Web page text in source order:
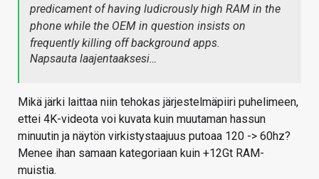
predicament of having ludicrously high RAM in the
phone while the OEM in question insists on
frequently killing off background apps.
Napsauta laajentaaksesi…
Mikä järki laittaa niin tehokas järjestelmäpiiri puhelimeen,
ettei 4K-videota voi kuvata kuin muutaman hassun
minuutin ja näytön virkistystaajuus putoaa 120 -> 60hz?
Menee ihan samaan kategoriaan kuin +12Gt RAM-
muistia.